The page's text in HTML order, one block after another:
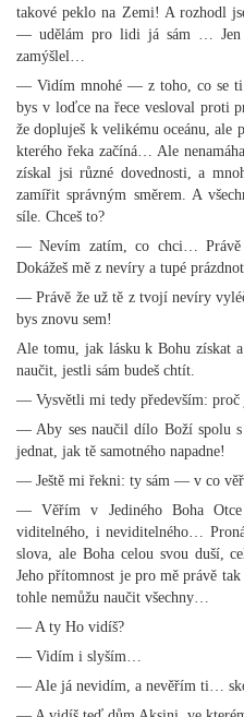
takové peklo na Zemi! A rozhodl
— udělám pro lidi já sám … Jen
zamýšlel…
— Vidím mnohé — z toho, co se
bys v loďce na řece vesloval proti
že dopluješ k velikému oceánu,
kterého řeka začíná… Ale
získal jsi různé dovednosti, a
zamířit správným směrem. A
síle. Chceš to?
— Nevím zatím, co chci…
Dokážeš mě z nevíry a tupé
— Právě že už tě z tvojí nevíry
bys znovu sem!
Ale tomu, jak lásku k Bohu získat
naučit, jestli sám budeš chtít.
— Vysvětli mi tedy především: proč
— Aby ses naučil dílo Boží spolu s
jednat, jak tě samotného napadne!
— Ještě mi řekni: ty sám — v co
— Věřím v Jediného Boha
viditelného, i neviditelného…
slova, ale Boha celou svou duší,
Jeho přítomnost je pro mě právě
tohle nemůžu naučit všechny…
— A ty Ho vidíš?
— Vidím i slyším…
— Ale já nevidím, a nevěřím ti…